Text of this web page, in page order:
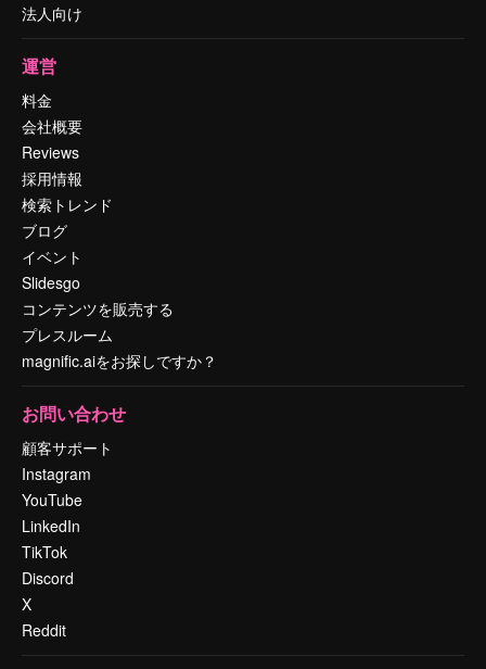
法人向け
運営
料金
会社概要
Reviews
採用情報
検索トレンド
ブログ
イベント
Slidesgo
コンテンツを販売する
プレスルーム
magnific.aiをお探しですか？
お問い合わせ
顧客サポート
Instagram
YouTube
LinkedIn
TikTok
Discord
X
Reddit